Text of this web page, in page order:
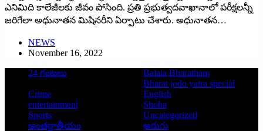
ఎనిమిది కాలేజీలకు జీవం పోసింది. ప్రతి ప్రభుత్వదవాఖానాలో పరీక్షలన్నీ
జరిగేలా అధునాతన మిషినరీని ఏర్పాటు చేశారు. అధునాతన…
NEWS
November 16, 2022
24 గంటలు
Balala Bharatham
Bharat jodo yatra special
Crime
English
entertainment
Shoba
Sports
Uncategorized
అంతర్జాతీయం
అరుగు